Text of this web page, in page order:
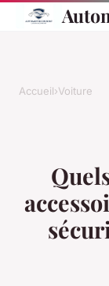
Accueil›Voiture